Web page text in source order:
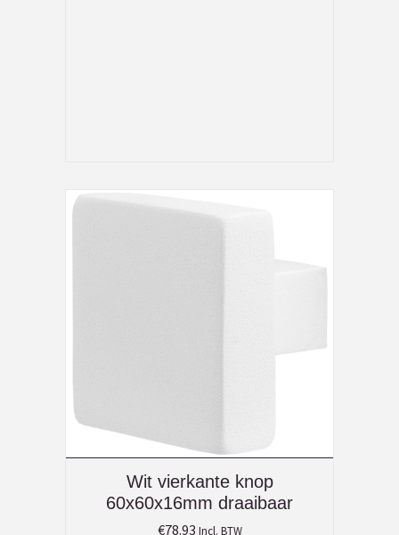
Wit vierkante knop
60x60x16mm draaibaar
€78.93 Incl. BTW